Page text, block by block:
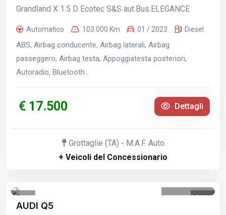
Grandland X 1.5 D Ecotec S&S aut.Bus.ELEGANCE
Automatico 103.000 Km 01 / 2023 Diesel
ABS, Airbag conducente, Airbag laterali, Airbag
passeggero, Airbag testa, Appoggiatesta posteriori,
Autoradio, Bluetooth...
€ 17.500 Dettagli
Grottaglie (TA) - M.A.F. Auto
+ Veicoli del Concessionario
1 /11
AUDI Q5